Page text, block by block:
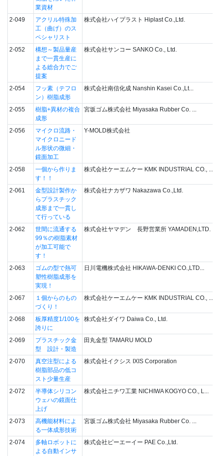
業資材
2-049
アクリル特殊加
工（曲げ）のス
ペシャリスト
株式会社ハイプラスト Hiplast Co.,Ltd.
2-052
構想～製品量産
まで一貫生産に
よる総合力でご
提案
株式会社サンコー SANKO Co., Ltd.
2-054
フッ素（テフロ
ン）樹脂成形
株式会社南信化成 Nanshin Kasei Co.,Lt...
2-055
樹脂+異材の複合
成形
宮坂ゴム株式会社 Miyasaka Rubber Co. ...
2-056
マイクロ流路・
マイクロニード
ル形状の微細・
鏡面加工
Y-MOLD株式会社
2-058
一個から作りま
す！！
株式会社ケーエムケー KMK INDUSTRIAL CO., ...
2-061
金型設計製作か
らプラスチック
成形まで一貫し
て行っている
株式会社ナカザワ Nakazawa Co.,Ltd.
2-062
世間に流通する
99％の樹脂素材
が加工可能で
す！
株式会社ヤマデン 長野営業所 YAMADEN,LTD.
2-063
ゴムの型で熱可
塑性樹脂成形を
実現！
日川電機株式会社 HIKAWA-DENKI CO.,LTD...
2-067
１個からのもの
づくり！
株式会社ケーエムケー KMK INDUSTRIAL CO., ...
2-068
板厚精度1/100を
誇りに
株式会社ダイワ Daiwa Co., Ltd.
2-069
プラスチック金
型 設計・製造
田丸金型 TAMARU MOLD
2-070
真空注型による
樹脂部品の低コ
スト少量生産
株式会社イクシス IXIS Corporation
2-072
半導体シリコン
ウェハの鏡面仕
上げ
株式会社ニチワ工業 NICHIWA KOGYO CO., L...
2-073
高機能材料によ
る一体成形技術
宮坂ゴム株式会社 Miyasaka Rubber Co. ...
2-074
多軸ロボットに
よる自動インサ
株式会社ピーエーイー PAE Co.,Ltd.